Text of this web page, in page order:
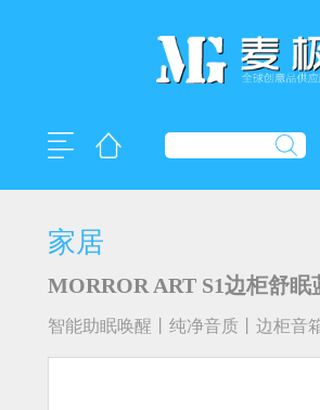
家居
MORROR ART S1边柜舒眠
智能助眠唤醒丨纯净音质丨边柜音